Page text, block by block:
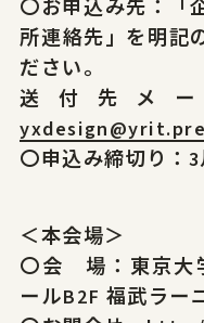
〇お申込み先：「
所連絡先」を明記
ださい。
送付先メ
〇申込み締切り：3
＜本会場＞
〇会 場：東京大
ールB2F 福武ラー